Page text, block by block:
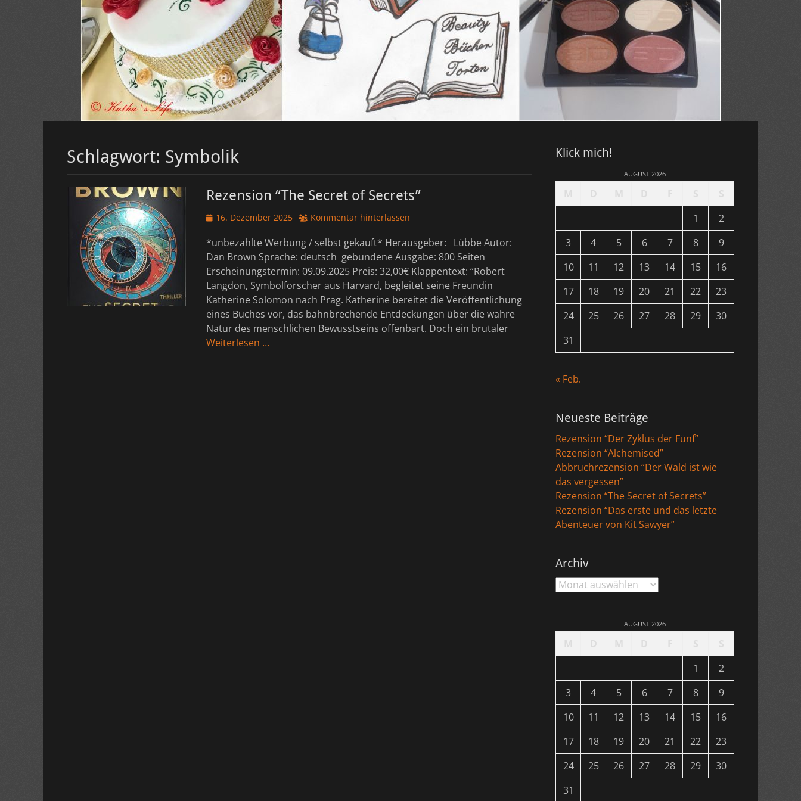
Schlagwort: Symbolik
Rezension “The Secret of Secrets”
Veröffentlicht
16. Dezember 2025 Kommentar hinterlassen
*unbezahlte Werbung / selbst gekauft* Herausgeber: ‎ Lübbe Autor:
Dan Brown Sprache: deutsch gebundene Ausgabe: 800 Seiten
Erscheinungstermin: 09.09.2025 Preis: 32,00€ Klappentext: “Robert
Langdon, Symbolforscher aus Harvard, begleitet seine Freundin
Katherine Solomon nach Prag. Katherine bereitet die Veröffentlichung
eines Buches vor, das bahnbrechende Entdeckungen über die wahre
Natur des menschlichen Bewusstseins offenbart. Doch ein brutaler
Weiterlesen …
Klick mich!
AUGUST 2026
1
2
3
4 5 6 7 8
9
10
11 12 13 14 15
16
17
18 19 20 21 22
23
24
25 26 27 28 29
30
31
« Feb.
Neueste Beiträge
Rezension “Der Zyklus der Fünf”
Rezension “Alchemised”
Abbruchrezension “Der Wald ist wie
das vergessen”
Rezension “The Secret of Secrets”
Rezension “Das erste und das letzte
Abenteuer von Kit Sawyer”
Archiv
Archiv
AUGUST 2026
1
2
3
4 5 6 7 8
9
10
11 12 13 14 15
16
17
18 19 20 21 22
23
24
25 26 27 28 29
30
31